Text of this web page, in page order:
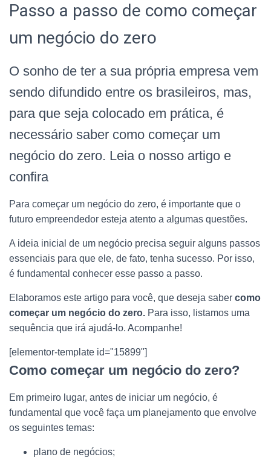
Passo a passo de como começar
um negócio do zero
O sonho de ter a sua própria empresa vem
sendo difundido entre os brasileiros, mas,
para que seja colocado em prática, é
necessário saber como começar um
negócio do zero. Leia o nosso artigo e
confira
Para começar um negócio do zero, é importante que o
futuro empreendedor esteja atento a algumas questões.
A ideia inicial de um negócio precisa seguir alguns passos
essenciais para que ele, de fato, tenha sucesso. Por isso,
é fundamental conhecer esse passo a passo.
Elaboramos este artigo para você, que deseja saber como
começar um negócio do zero. Para isso, listamos uma
sequência que irá ajudá-lo. Acompanhe!
[elementor-template id="15899"]
Como começar um negócio do zero?
Em primeiro lugar, antes de iniciar um negócio, é
fundamental que você faça um planejamento que envolve
os seguintes temas:
plano de negócios;